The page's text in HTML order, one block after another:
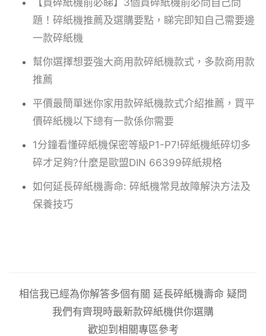
題！碎紙機推薦及選購要點，睇完即知自己需要邊
一款碎紙機
幫你選擇想要強大商用款碎紙機款式，多款商用款
推薦
平價最簡單迷你家用款碎紙機款式介紹推薦，買平
價碎紙機以下總有一款係你需要
1分鐘看懂碎紙機保密等級P1-P7!碎紙機紙碎切多
碎才足夠?什麼是歐盟DIN 66399碎紙規格
如何延長碎紙機壽命: 碎紙機常見故障解決方法及
保養技巧
相信我已經為你解答多個有關 延長碎紙機壽命 疑問
我們有齊現時最新款碎紙機供你選購
歡迎到相關專區參考